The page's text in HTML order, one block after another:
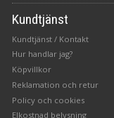
Kundtjänst
Kundtjänst / Kontakt
Hur handlar jag?
Köpvillkor
Reklamation och retur
Policy och cookies
Elkostnad belysning